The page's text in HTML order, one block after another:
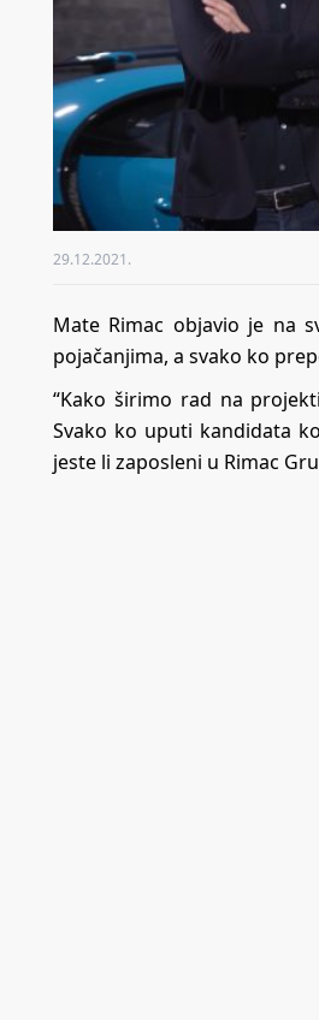
29.12.2021.
Mate Rimac objavio je na
pojačanjima, a svako ko
“Kako širimo rad na
Svako ko uputi kandidata
jeste li zaposleni u Rimac